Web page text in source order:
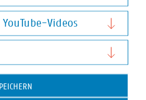
Videos
Videos